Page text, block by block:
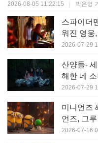
2026-08-05 11:22:15 박은영
스파이더
워진 영웅
르다 (오
2026-07-29
산양들-
해한 네
2026-07-29
미니언즈
언즈, 그루
7 | 작품성
2026-07-16